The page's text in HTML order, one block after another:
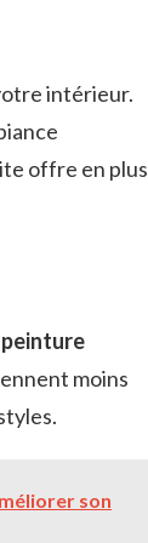
intérieur.
offre en plus
peinture
moins
son